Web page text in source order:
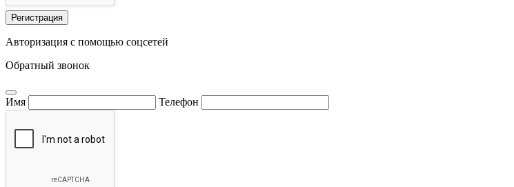
Регистрация
Авторизация с помощью соцсетей
Обратный звонок
Имя Телефон